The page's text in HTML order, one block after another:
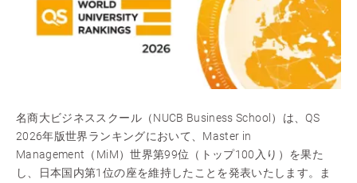
名商大ビジネススクール（NUCB Business School）は、QS
2026年版世界ランキングにおいて、Master in
Management（MiM）世界第99位（トップ100入り）を果た
し、日本国内第1位の座を維持したことを発表いたします。ま